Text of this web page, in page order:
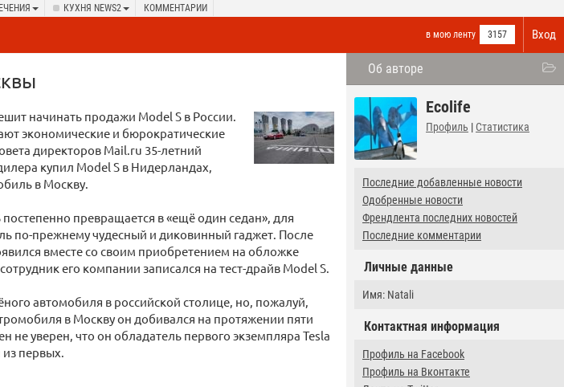
КУХНЯ NEWS2 КОММЕНТАРИИ
Вход
в мою ленту 3157
Об авторе
Ecolife
Профиль | Статистика
Последние добавленные новости
Одобренные новости
Френдлента последних новостей
Последние комментарии
Личные данные
Имя: Natali
Контактная информация
Профиль на Facebook
Профиль на Вконтакте
начинать продажи Model S в России.
экономические и бюрократические
директоров Mail.ru 35-летний
купил Model S в Нидерландах,
в Москву.
превращается в «ещё один седан», для
по-прежнему чудесный и диковинный гаджет. После
вместе со своим приобретением на обложке
его компании записался на тест-драйв Model S.
автомобиля в российской столице, но, пожалуй,
в Москву он добивался на протяжении пяти
не уверен, что он обладатель первого экземпляра Tesla
первых.